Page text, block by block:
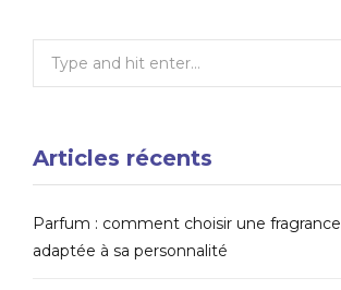
Search
Articles récents
Parfum : comment choisir une fragrance
adaptée à sa personnalité